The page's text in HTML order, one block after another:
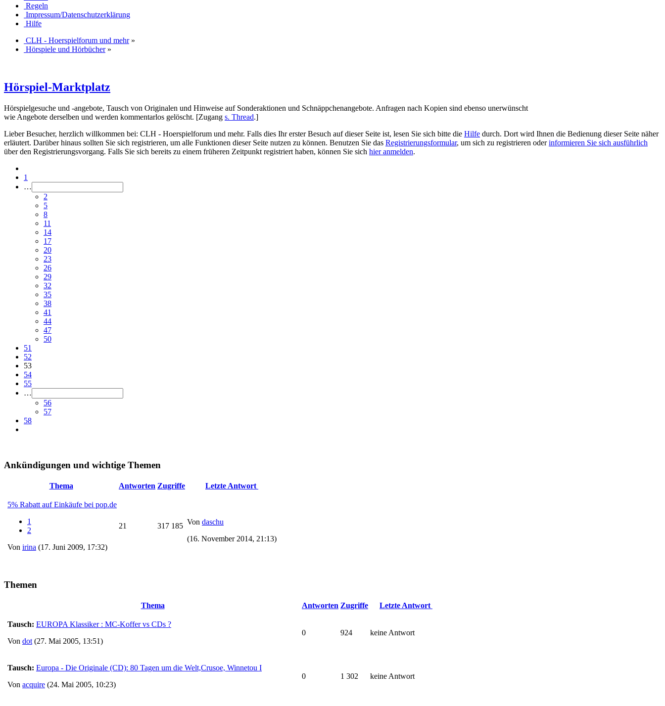
Regeln
Impressum/Datenschutzerklärung
Hilfe
CLH - Hoerspielforum und mehr»
Hörspiele und Hörbücher»
Hörspiel-Marktplatz
Hörspielgesuche und -angebote, Tausch von Originalen und Hinweise auf Sonderaktionen und Schnäppchenangebote. Anfragen nach Kopien sind ebenso unerwünscht
wie Angebote derselben und werden kommentarlos gelöscht. [Zugang s. Thread.]
Lieber Besucher, herzlich willkommen bei: CLH - Hoerspielforum und mehr. Falls dies Ihr erster Besuch auf dieser Seite ist, lesen Sie sich bitte die Hilfe durch. Dort wird Ihnen die Bedienung dieser Seite näher
erläutert. Darüber hinaus sollten Sie sich registrieren, um alle Funktionen dieser Seite nutzen zu können. Benutzen Sie das Registrierungsformular, um sich zu registrieren oderinformieren Sie sich ausführlich
über den Registrierungsvorgang. Falls Sie sich bereits zu einem früheren Zeitpunkt registriert haben, können Sie sich hier anmelden.
1
…
2
5
8
11
14
17
20
23
26
29
32
35
38
41
44
47
50
51
52
53
54
55
…
56
57
58
Ankündigungen und wichtige Themen
Thema Antworten Zugriffe Letzte Antwort
5% Rabatt auf Einkäufe bei pop.de
1
2
Von irina (17. Juni 2009, 17:32)
21 317 185 Von daschu
(16. November 2014, 21:13)
Themen
Thema Antworten Zugriffe Letzte Antwort
Tausch: EUROPA Klassiker : MC-Koffer vs CDs ?
Von dot (27. Mai 2005, 13:51)
0 924 keine Antwort
Tausch: Europa - Die Originale (CD): 80 Tagen um die Welt,Crusoe, Winnetou I
Von acquire (24. Mai 2005, 10:23)
0 1 302 keine Antwort